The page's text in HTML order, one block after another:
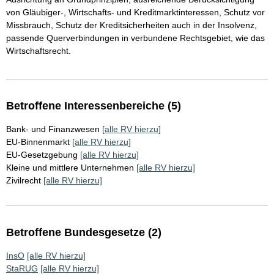
von Gläubiger-, Wirtschafts- und Kreditmarktinteressen, Schutz vor
Missbrauch, Schutz der Kreditsicherheiten auch in der Insolvenz,
passende Querverbindungen in verbundene Rechtsgebiet, wie das
Wirtschaftsrecht.
Betroffene Interessenbereiche (5)
Bank- und Finanzwesen [alle RV hierzu]
EU-Binnenmarkt [alle RV hierzu]
EU-Gesetzgebung [alle RV hierzu]
Kleine und mittlere Unternehmen [alle RV hierzu]
Zivilrecht [alle RV hierzu]
Betroffene Bundesgesetze (2)
InsO [alle RV hierzu]
StaRUG [alle RV hierzu]